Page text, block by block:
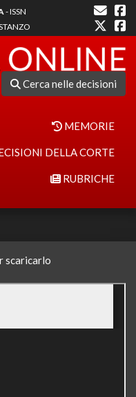
- ISSN
Cerca nelle decisioni
MEMORIE
DELLA CORTE
RUBRICHE
scaricarlo